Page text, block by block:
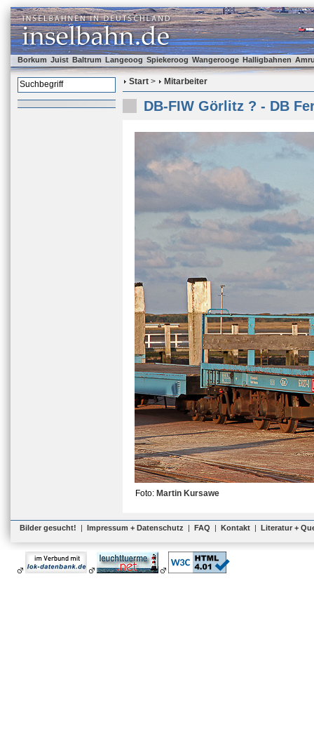
Borkum Juist Baltrum Langeoog Spiekeroog Wangerooge Halligbahnen
Start > Mitarbeiter
DB-FIW Görlitz ? - DB
Foto: Martin Kursawe
Bilder gesucht! | Impressum + Datenschutz | FAQ | Kontakt | Literatur +